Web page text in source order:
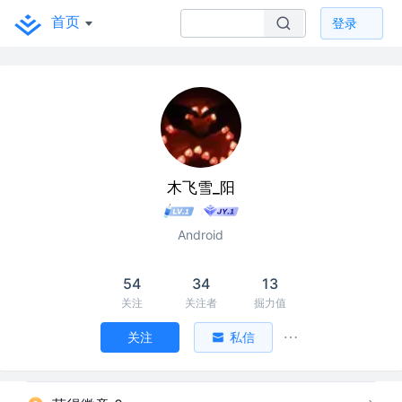
首页 登录
木飞雪_阳
Android
54
关注
34
关注者
13
掘力值
关注 私信